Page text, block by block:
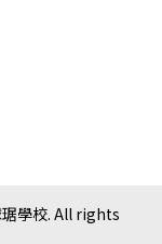
學校. All rights